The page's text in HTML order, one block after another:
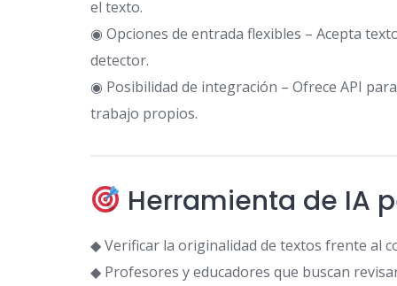
el texto.
◉ Opciones de entrada flexibles – Acepta
detector.
◉ Posibilidad de integración – Ofrece API
trabajo propios.
Herramienta de IA
◆ Verificar la originalidad de textos frente al
◆ Profesores y educadores que buscan